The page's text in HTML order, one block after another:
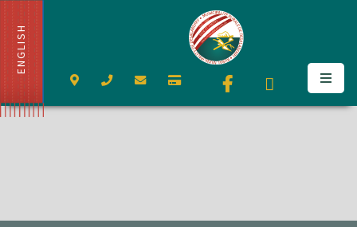
ENGLISH